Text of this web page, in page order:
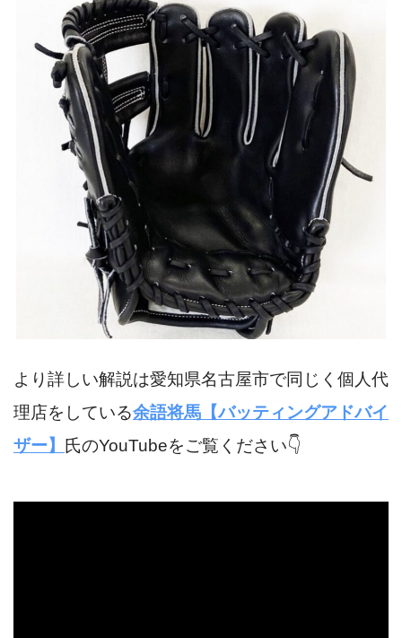
より詳しい解説は愛知県名古屋市で同じく個人代
理店をしている余語将馬【バッティングアドバイ
ザー】 氏のYouTubeをご覧ください👇